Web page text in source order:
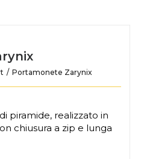
Portamonete Zarynix
piramide, realizzato in
chiusura a zip e lunga